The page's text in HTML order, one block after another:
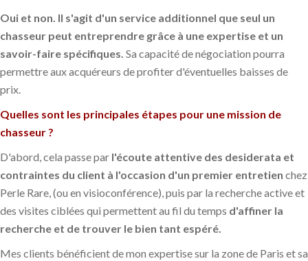
Oui et non. Il s'agit d'un service additionnel que seul un
chasseur peut entreprendre grâce à une expertise et un
savoir-faire spécifiques. Sa capacité de négociation pourra
permettre aux acquéreurs de profiter d'éventuelles baisses de
prix.
Quelles sont les principales étapes pour une mission de
chasseur ?
D'abord, cela passe par l'écoute attentive des desiderata et
contraintes du client à l'occasion d'un premier entretien chez
Perle Rare, (ou en visioconférence), puis par la recherche active et
des visites ciblées qui permettent au fil du temps d'affiner la
recherche et de trouver le bien tant espéré.
Mes clients bénéficient de mon expertise sur la zone de Paris et sa